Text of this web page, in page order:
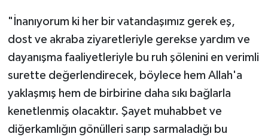
"İnanıyorum ki her bir vatandaşımız gerek eş,
dost ve akraba ziyaretleriyle gerekse yardım ve
dayanışma faaliyetleriyle bu ruh şölenini en verimli
surette değerlendirecek, böylece hem Allah'a
yaklaşmış hem de birbirine daha sıkı bağlarla
kenetlenmiş olacaktır. Şayet muhabbet ve
diğerkamlığın gönülleri sarıp sarmaladığı bu
Erzurum Müftülüğü
Eskişehir Müftülüğü
Gaziantep Müftülüğü
Giresun Müftülüğü